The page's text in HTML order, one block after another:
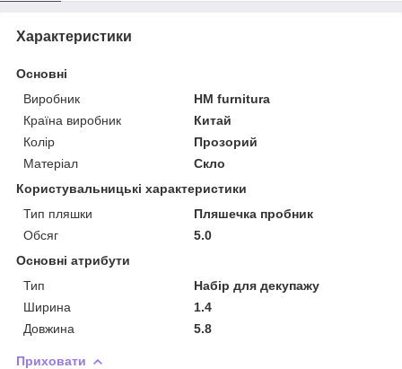
Характеристики
Основні
Виробник
HM furnitura
Країна виробник
Китай
Колір
Прозорий
Матеріал
Скло
Користувальницькі характеристики
Тип пляшки
Пляшечка пробник
Обсяг
5.0
Основні атрибути
Тип
Набір для декупажу
Ширина
1.4
Довжина
5.8
Приховати